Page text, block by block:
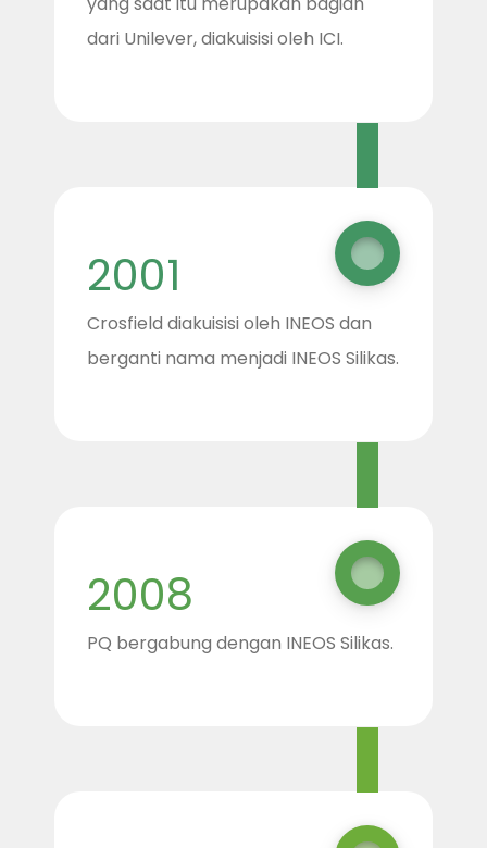
dari Unilever, diakuisisi oleh ICI.
2001
Crosfield diakuisisi oleh INEOS dan
berganti nama menjadi INEOS Silikas.
2008
PQ bergabung dengan INEOS Silikas.